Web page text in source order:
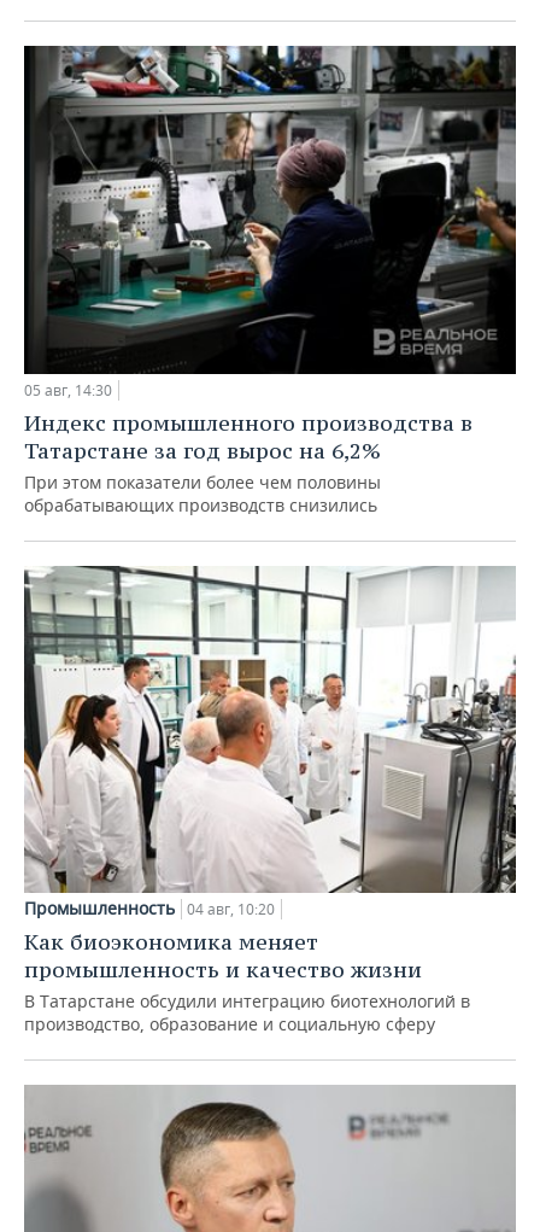
05 авг, 14:30
Индекс промышленного производства в
Татарстане за год вырос на 6,2%
При этом показатели более чем половины
обрабатывающих производств снизились
Промышленность 04 авг, 10:20
Как биоэкономика меняет
промышленность и качество жизни
В Татарстане обсудили интеграцию биотехнологий в
производство, образование и социальную сферу